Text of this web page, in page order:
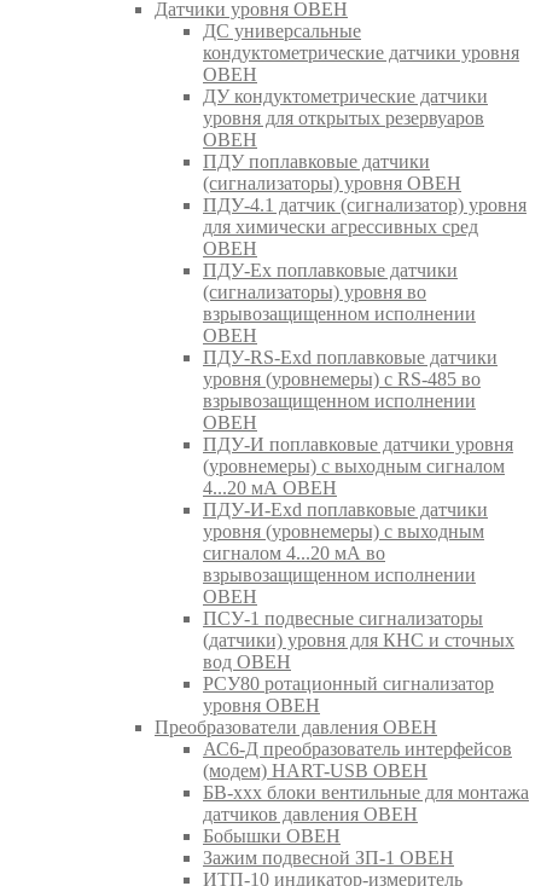
Датчики уровня ОВЕН
ДС универсальные
кондуктометрические датчики уровня
ОВЕН
ДУ кондуктометрические датчики
уровня для открытых резервуаров
ОВЕН
ПДУ поплавковые датчики
(сигнализаторы) уровня ОВЕН
ПДУ-4.1 датчик (сигнализатор) уровня
для химически агрессивных сред
ОВЕН
ПДУ-Ex поплавковые датчики
(сигнализаторы) уровня во
взрывозащищенном исполнении
ОВЕН
ПДУ-RS-Exd поплавковые датчики
уровня (уровнемеры) с RS-485 во
взрывозащищенном исполнении
ОВЕН
ПДУ-И поплавковые датчики уровня
(уровнемеры) с выходным сигналом
4...20 мА ОВЕН
ПДУ-И-Exd поплавковые датчики
уровня (уровнемеры) с выходным
сигналом 4...20 мА во
взрывозащищенном исполнении
ОВЕН
ПСУ-1 подвесные сигнализаторы
(датчики) уровня для КНС и сточных
вод ОВЕН
РСУ80 ротационный сигнализатор
уровня ОВЕН
Преобразователи давления ОВЕН
АС6-Д преобразователь интерфейсов
(модем) HART-USB ОВЕН
БВ-ххх блоки вентильные для монтажа
датчиков давления ОВЕН
Бобышки ОВЕН
Зажим подвесной ЗП-1 ОВЕН
ИТП-10 индикатор-измеритель